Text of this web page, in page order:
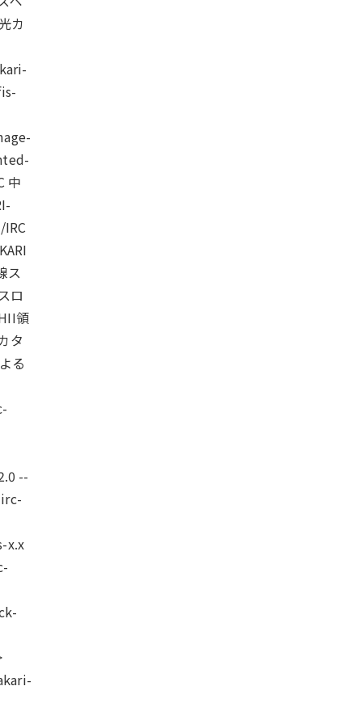
カ
中
ス
ロ
領
タ
る
--
x.x